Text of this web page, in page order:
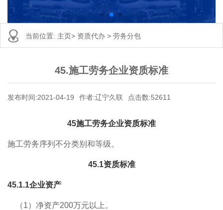
当前位置: 主页> 资质代办 > 劳务分包
45.施工劳务企业资质标准
发布时间:2021-04-19 作者:辽宁久联 点击数:52611
45施工劳务企业资质标准
施工劳务序列不分类别和等级。
45.1资质标准
45.1.1企业资产
（1）净资产200万元以上。